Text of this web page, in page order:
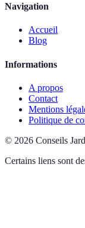
Navigation
Accueil
Blog
Informations
A propos
Contact
Mentions
Politique de
© 2026 Conseils
Certains liens sont